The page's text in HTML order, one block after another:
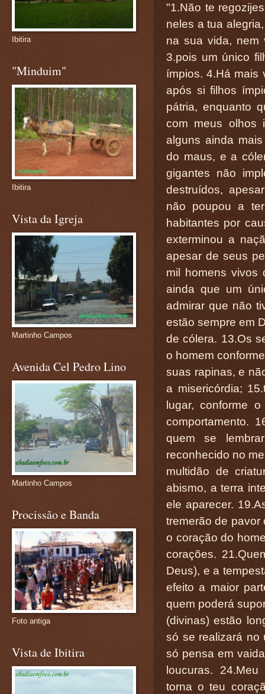
"1.Não te
neles a tua
na sua vida, nem
3.pois um único
ímpios. 4.Há mais
após si filhos
pátria, enquanto
com meus olhos
alguns ainda
do maus, e a
gigantes não
destruídos,
não poupou a
habitantes por
exterminou a
apesar de seus
mil homens vivos
ainda que um
admirar que não
estão sempre em
de cólera. 13.Os
o homem
suas rapinas, e
a misericórdia;
lugar, conforme
comportamento.
quem se
reconhecido no
multidão de
abismo, a terra
ele aparecer.
tremerão de pavor
o coração do
corações.
Deus), e a
efeito a maior
quem poderá
(divinas) estão
só se realizará no
só pensa em
loucuras.
torna o teu
Ibitira
"Minduim"
Ibitira
Vista da Igreja
Martinho Campos
Avenida Cel Pedro Lino
Martinho Campos
Procissão e Banda
Foto antiga
Vista de Ibitira